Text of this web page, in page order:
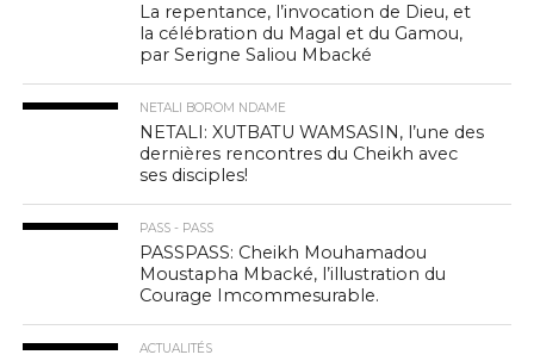
La repentance, l’invocation de Dieu, et
la célébration du Magal et du Gamou,
par Serigne Saliou Mbacké
NETALI BOROM NDAME
NETALI: XUTBATU WAMSASIN, l’une des
dernières rencontres du Cheikh avec
ses disciples!
PASS - PASS
PASSPASS: Cheikh Mouhamadou
Moustapha Mbacké, l’illustration du
Courage Imcommesurable.
ACTUALITÉS